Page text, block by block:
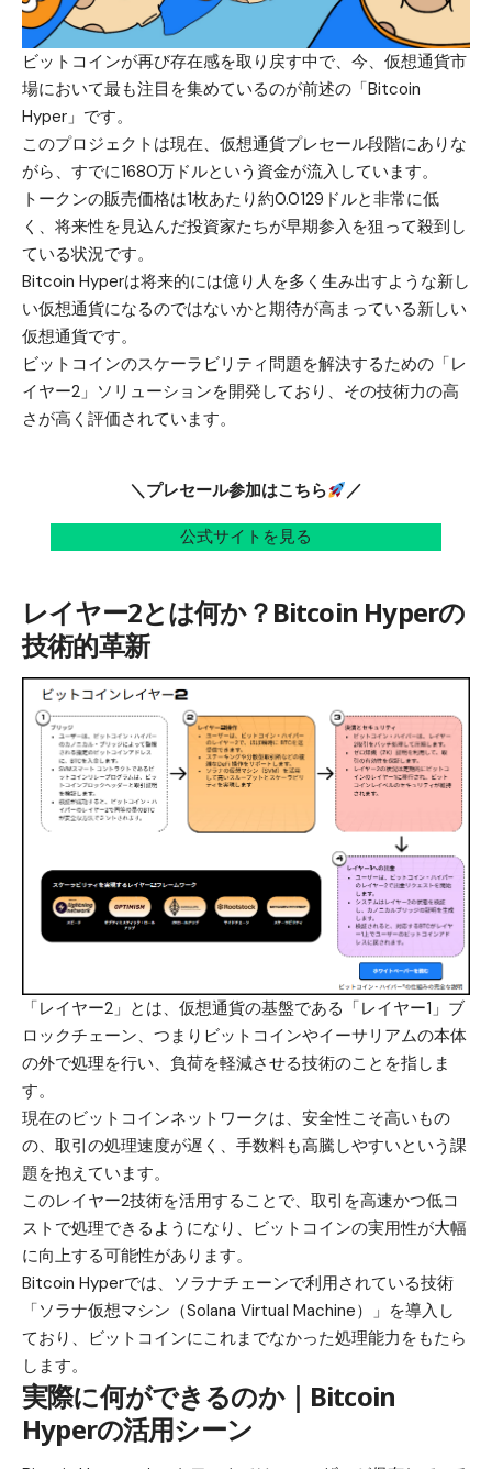
ビットコインが再び存在感を取り戻す中で、今、仮想通貨市
場において最も注目を集めているのが前述の「Bitcoin
Hyper」です。
このプロジェクトは現在、仮想通貨プレセール段階にありな
がら、すでに1680万ドルという資金が流入しています。
トークンの販売価格は1枚あたり約0.0129ドルと非常に低
く、将来性を見込んだ投資家たちが早期参入を狙って殺到し
ている状況です。
Bitcoin Hyperは将来的には億り人を多く生み出すような新し
い仮想通貨になるのではないかと期待が高まっている新しい
仮想通貨です。
ビットコインのスケーラビリティ問題を解決するための「レ
イヤー2」ソリューションを開発しており、その技術力の高
さが高く評価されています。
＼プレセール参加はこちら ／
公式サイトを見る
レイヤー2とは何か？Bitcoin Hyperの
技術的革新
「レイヤー2」とは、仮想通貨の基盤である「レイヤー1」ブ
ロックチェーン、つまりビットコインやイーサリアムの本体
の外で処理を行い、負荷を軽減させる技術のことを指しま
す。
現在のビットコインネットワークは、安全性こそ高いもの
の、取引の処理速度が遅く、手数料も高騰しやすいという課
題を抱えています。
このレイヤー2技術を活用することで、取引を高速かつ低コ
ストで処理できるようになり、ビットコインの実用性が大幅
に向上する可能性があります。
Bitcoin Hyperでは、ソラナチェーンで利用されている技術
「ソラナ仮想マシン（Solana Virtual Machine）」を導入し
ており、ビットコインにこれまでなかった処理能力をもたら
します。
実際に何ができるのか｜Bitcoin
Hyperの活用シーン